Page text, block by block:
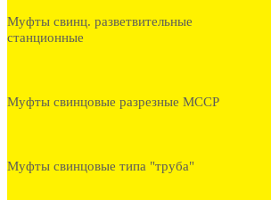
Муфты свинц. разветвительные
станционные
Муфты свинцовые разрезные МССР
Муфты свинцовые типа "труба"